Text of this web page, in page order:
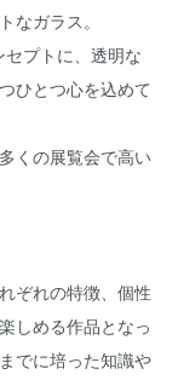
なガラス。
セプトに、透明な
ひとつ心を込めて
くの展覧会で高い
ぞれの特徴、個性
しめる作品となっ
でに培った知識や